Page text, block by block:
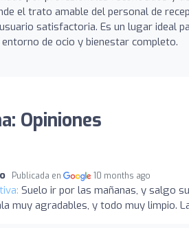
el trato amable del personal de
satisfactoria. Es un lugar ideal
de ocio y bienestar completo.
Opiniones
Publicada en 10 months ago
Suelo ir por las mañanas, y salgo
muy agradables, y todo muy limpio.